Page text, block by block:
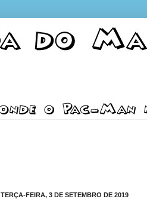
TERÇA-FEIRA, 3 DE SETEMBRO DE 2019